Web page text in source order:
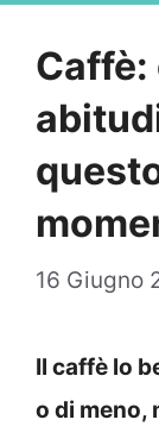
Caffè:
16 Giugno
Il caffè lo
o di meno,